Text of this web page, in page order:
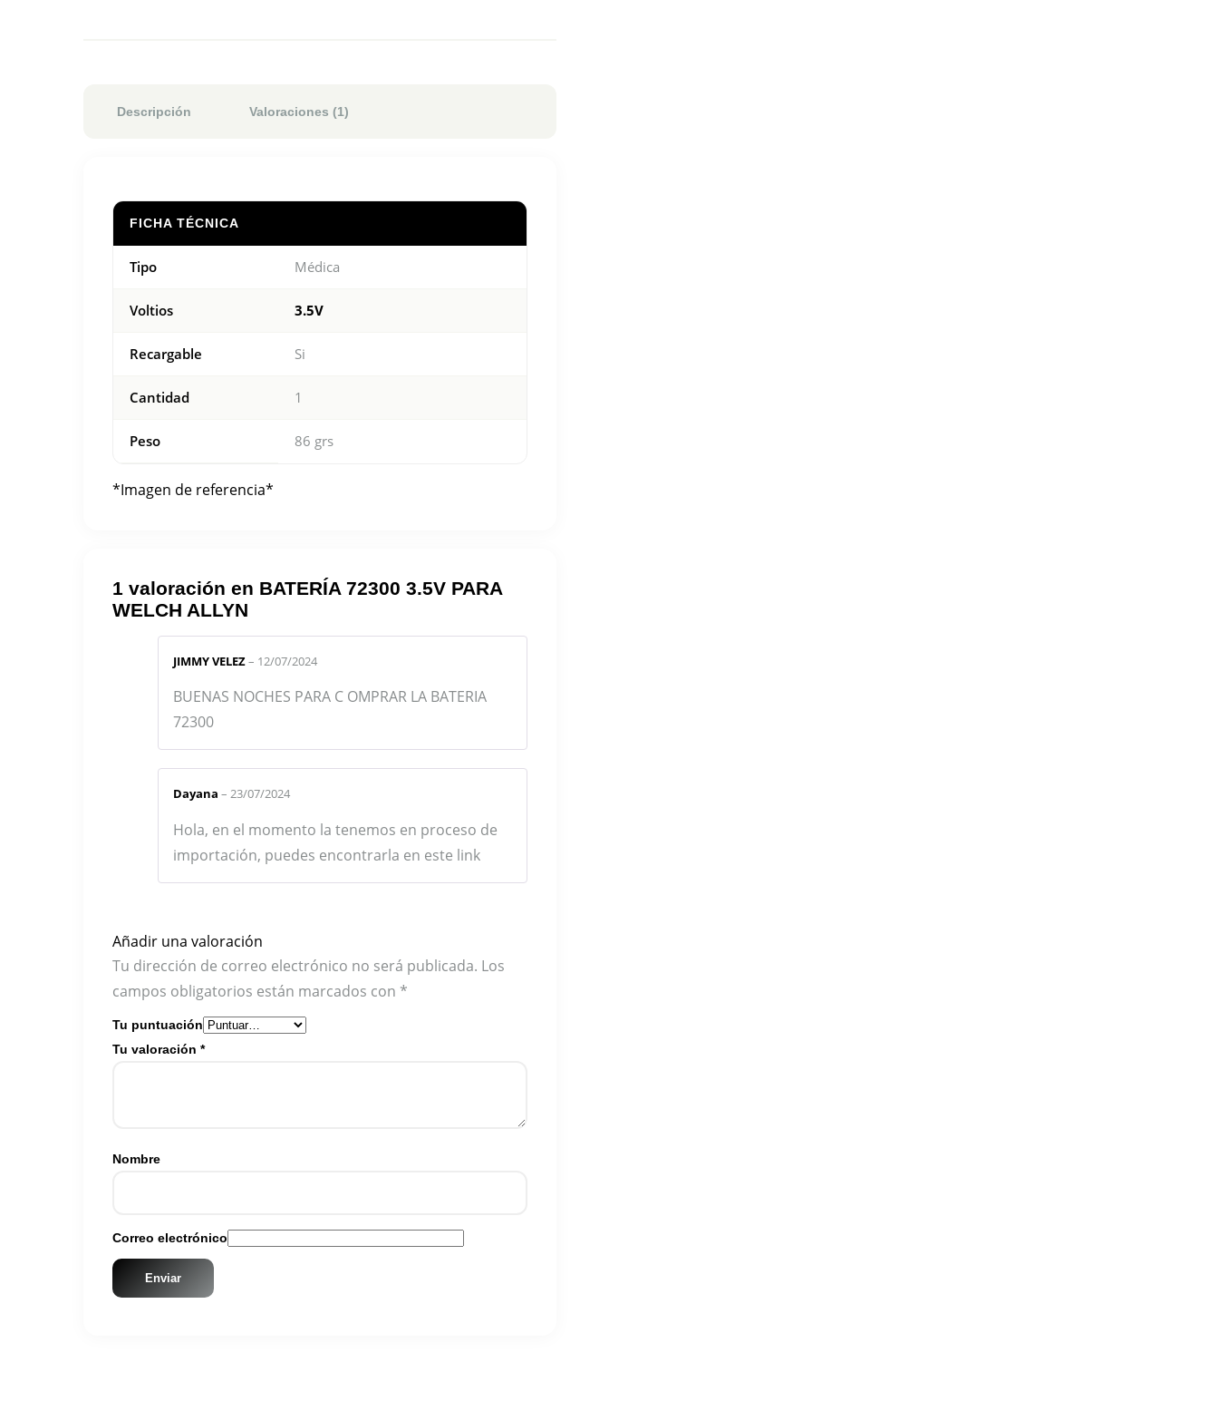
Descripción Valoraciones (1)
FICHA TÉCNICA
Tipo Médica
Voltios 3.5V
Recargable Si
Cantidad 1
Peso 86 grs
*Imagen de referencia*
1 valoración en BATERÍA 72300 3.5V PARA
WELCH ALLYN
JIMMY VELEZ– 12/07/2024
BUENAS NOCHES PARA C OMPRAR LA BATERIA
72300
Dayana – 23/07/2024
Hola, en el momento la tenemos en proceso de
importación, puedes encontrarla en este link
Añadir una valoración
Tu dirección de correo electrónico no será publicada. Los
campos obligatorios están marcados con *
Tu puntuación
Tu valoración *
Nombre
Correo electrónico